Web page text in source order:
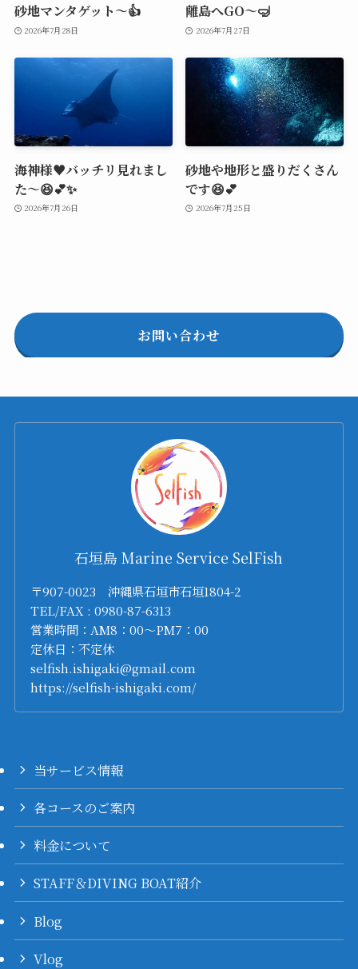
砂地マンタゲット～👍
2026年7月28日
離島へGO～🤿
2026年7月27日
海神様♥️バッチリ見れまし
た～😆💕✨
2026年7月26日
砂地や地形と盛りだくさん
です😆💕
2026年7月25日
お問い合わせ
石垣島 Marine Service SelFish
〒907-0023 沖縄県石垣市石垣1804-2
TEL/FAX : 0980-87-6313
営業時間：AM8：00～PM7：00
定休日：不定休
selfish.ishigaki@gmail.com
https://selfish-ishigaki.com/
当サービス情報
各コースのご案内
料金について
STAFF＆DIVING BOAT紹介
Blog
Vlog